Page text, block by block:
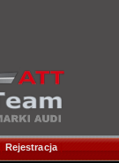
Rejestracja